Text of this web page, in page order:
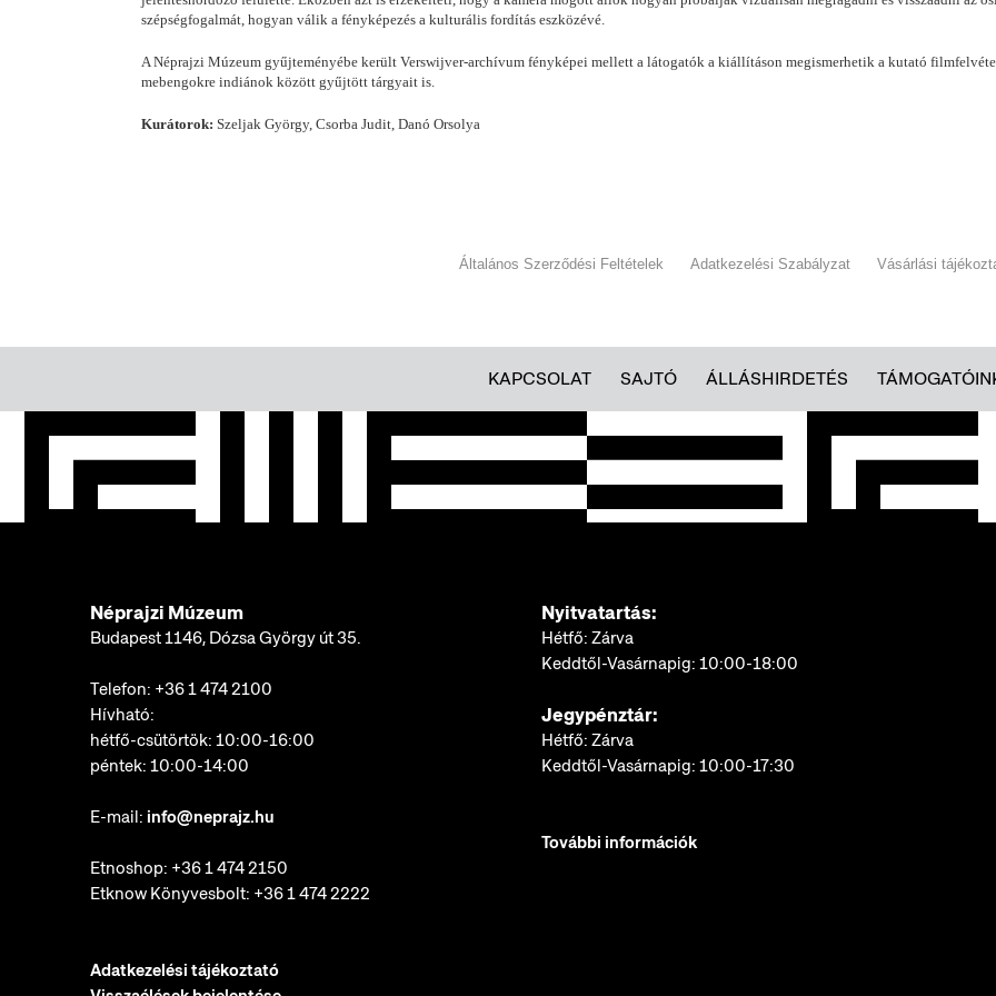
szépségfogalmát, hogyan válik a fényképezés a kulturális fordítás eszközévé.
A Néprajzi Múzeum gyűjteményébe került Verswijver-archívum fényképei mellett a látogatók a kiállításon megismerhetik a kutató
mebengokre indiánok között gyűjtött tárgyait is.
Kurátorok: Szeljak György, Csorba Judit, Danó Orsolya
Általános Szerződési Feltételek Adatkezelési Szabályzat Vásárlási
KAPCSOLAT SAJTÓ ÁLLÁSHIRDETÉS
Néprajzi Múzeum
Budapest 1146, Dózsa György út 35.
Telefon: +36 1 474 2100
Hívható:
hétfő-csütörtök: 10:00-16:00
péntek: 10:00-14:00
E-mail: info@neprajz.hu
Etnoshop: +36 1 474 2150
Etknow Könyvesbolt: +36 1 474 2222
Adatkezelési tájékoztató
Nyitvatartás:
Hétfő: Zárva
Keddtől-Vasárnapig: 10:00-18:00
Jegypénztár:
Hétfő: Zárva
Keddtől-Vasárnapig: 10:00-17:30
További információk